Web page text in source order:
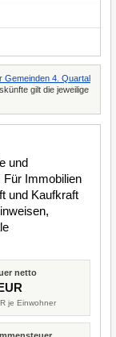
Gemeinden 4. Quartal
gilt die jeweilige
und
Für Immobilien
und Kaufkraft
netto
je Einwohner